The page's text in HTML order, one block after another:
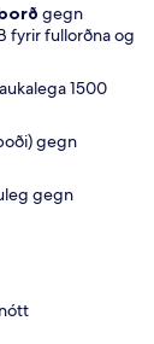
gegn
fyrir fullorðna og
1500
gegn
gegn